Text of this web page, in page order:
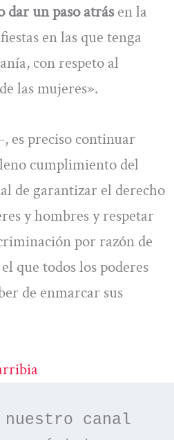
dar un paso atrásen la
en las que tenga
con respeto al
las mujeres».
es preciso continuar
cumplimiento del
de garantizar el derecho
y hombres y respetar
por razón de
que todos los poderes
de enmarcar sus
nuestro canal